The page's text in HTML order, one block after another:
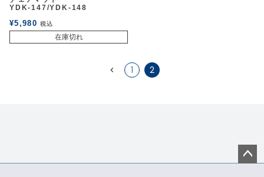
YDK-147/YDK-148
¥5,980 税込
在庫切れ
1 2